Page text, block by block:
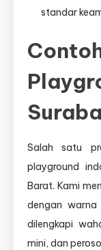
standar
Salah satu
playground
Barat. Kami
dengan
dilengkapi
mini, dan